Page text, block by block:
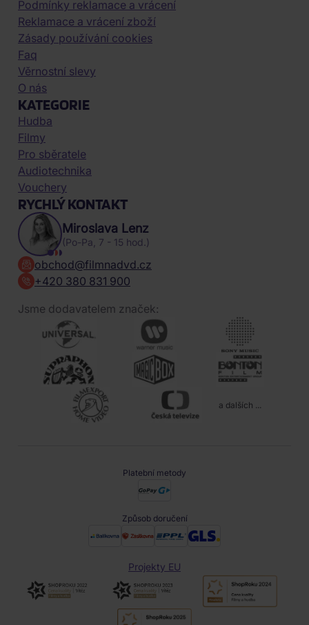
Podmínky reklamace a vrácení
Reklamace a vrácení zboží
Zásady používání cookies
Faq
Věrnostní slevy
O nás
KATEGORIE
Hudba
Filmy
Pro sběratele
Audiotechnika
Vouchery
RYCHLÝ KONTAKT
Miroslava Lenz
(Po-Pa, 7 - 15 hod.)
obchod@filmnadvd.cz
+420 380 831 900
Jsme dodavatelem značek:
a dalších ...
Platební metody
Způsob doručení
Projekty EU